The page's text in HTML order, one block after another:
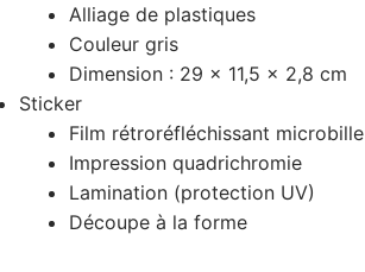
Alliage de plastiques
Couleur gris
Dimension : 29 x 11,5 x 2,8 cm
Sticker
Film rétroréfléchissant microbille
Impression quadrichromie
Lamination (protection UV)
Découpe à la forme